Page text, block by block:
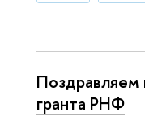
Поздравляем
гранта РНФ